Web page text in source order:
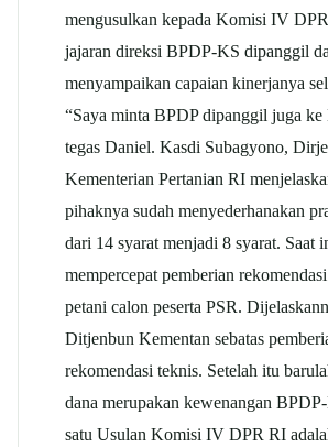
mengusulkan kepada Komisi IV
jajaran direksi BPDP-KS dipanggil
menyampaikan capaian kinerjanya
“Saya minta BPDP dipanggil juga
tegas Daniel. Kasdi Subagyono,
Kementerian Pertanian RI
pihaknya sudah menyederhanakan
dari 14 syarat menjadi 8 syarat. Saat
mempercepat pemberian
petani calon peserta PSR.
Ditjenbun Kementan sebatas
rekomendasi teknis. Setelah itu
dana merupakan kewenangan
satu Usulan Komisi IV DPR RI